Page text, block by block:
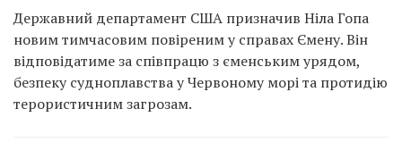
Державний департамент США призначив Ніла Гопа
новим тимчасовим повіреним у справах Ємену. Він
відповідатиме за співпрацю з єменським урядом,
безпеку судноплавства у Червоному морі та протидію
терористичним загрозам.